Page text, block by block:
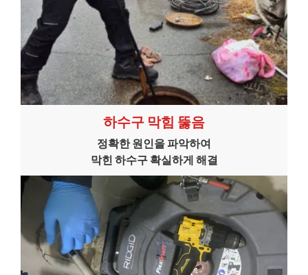
하수구 막힘 뚫음
정확한 원인을 파악하여
막힌 하수구 확실하게 해결